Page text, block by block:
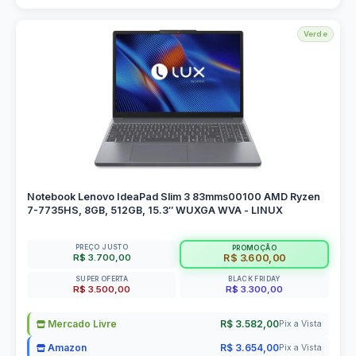
Verde
Notebook Lenovo IdeaPad Slim 3 83mms00100 AMD Ryzen
7-7735HS, 8GB, 512GB, 15.3″ WUXGA WVA - LINUX
PREÇO JUSTO
R$ 3.700,00
PROMOÇÃO
R$ 3.600,00
SUPER OFERTA
R$ 3.500,00
BLACK FRIDAY
R$ 3.300,00
Mercado Livre R$ 3.582,00Pix a Vista
Amazon R$ 3.654,00Pix a Vista